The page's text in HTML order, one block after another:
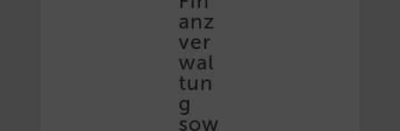
anz
ver
wal
tun
g
sow